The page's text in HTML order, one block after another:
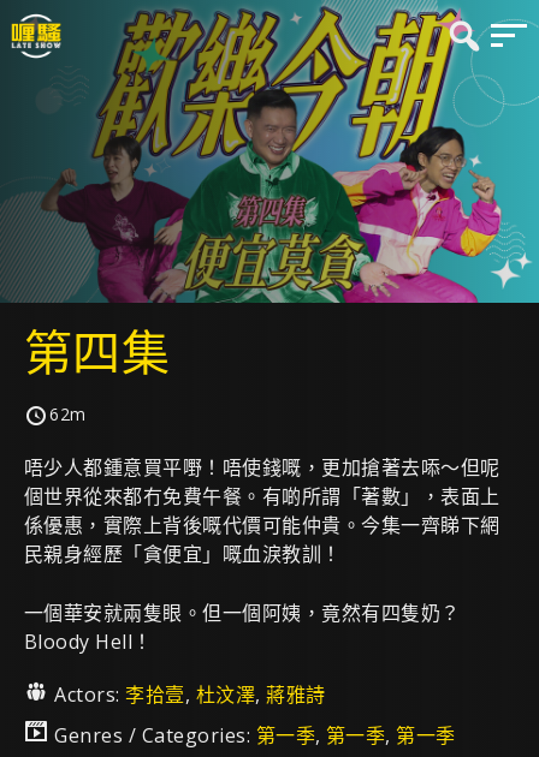
第四集
62m
唔少人都鍾意買平嘢！唔使錢嘅，更加搶著去㖭～但呢
個世界從來都冇免費午餐。有啲所謂「著數」，表面上
係優惠，實際上背後嘅代價可能仲貴。今集一齊睇下網
民親身經歷「貪便宜」嘅血淚教訓！
一個華安就兩隻眼。但一個阿姨，竟然有四隻奶？
Bloody Hell！
Actors:李拾壹, 杜汶澤,蔣雅詩
Genres / Categories: 第一季, 第一季, 第一季